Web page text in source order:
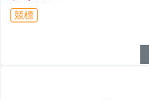
競標